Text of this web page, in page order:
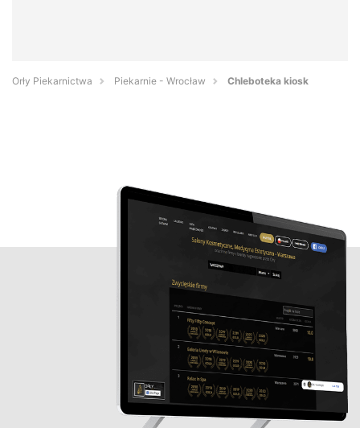
Orły Piekarnictwa Piekarnie - Wrocław Chleboteka kiosk